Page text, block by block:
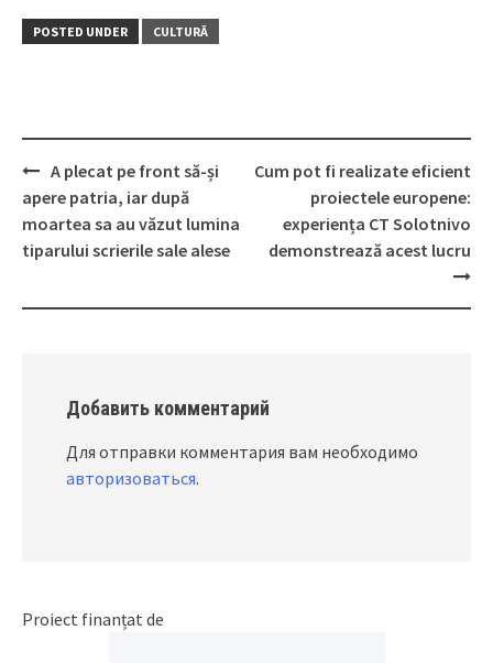
POSTED UNDER CULTURĂ
Post
navigation
A plecat pe front să-și
apere patria, iar după
moartea sa au văzut lumina
tiparului scrierile sale alese
Cum pot fi realizate eficient
proiectele europene:
experiența CT Solotnivo
demonstrează acest lucru
Добавить комментарий
Для отправки комментария вам необходимо
авторизоваться.
Proiect finanțat de